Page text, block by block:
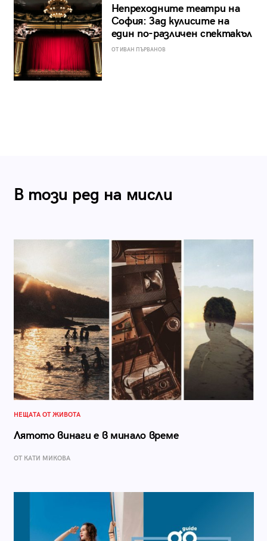
Непреходните театри на
София: Зад кулисите на
един по-различен спектакъл
ОТ ИВАН ПЪРВАНОВ
В този ред на мисли
НЕЩАТА ОТ ЖИВОТА
Лятото винаги е в минало време
ОТ КАТИ МИКОВА